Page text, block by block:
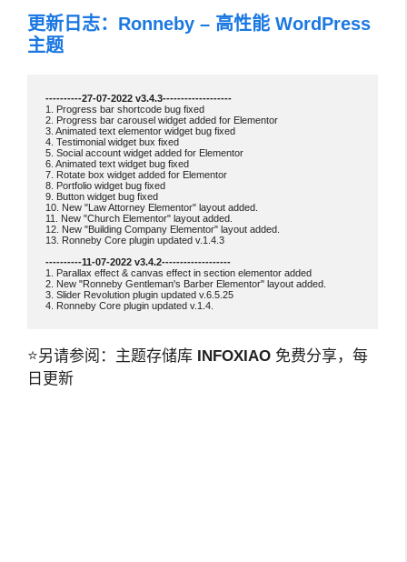
更新日志：Ronneby – 高性能 WordPress
主题
1. Progress bar shortcode bug fixed
2. Progress bar carousel widget added for Elementor
3. Animated text elementor widget bug fixed
4. Testimonial widget bux fixed
5. Social account widget added for Elementor
6. Animated text widget bug fixed
7. Rotate box widget added for Elementor
8. Portfolio widget bug fixed
9. Button widget bug fixed
10. New "Law Attorney Elementor" layout added.
11. New "Church Elementor" layout added.
12. New "Building Company Elementor" layout added.
13. Ronneby Core plugin updated v.1.4.3
1. Parallax effect & canvas effect in section elementor added
2. New "Ronneby Gentleman's Barber Elementor" layout added.
3. Slider Revolution plugin updated v.6.5.25
4. Ronneby Core plugin updated v.1.4.
⭐另请参阅：主题存储库 INFOXIAO 免费分享，每
日更新